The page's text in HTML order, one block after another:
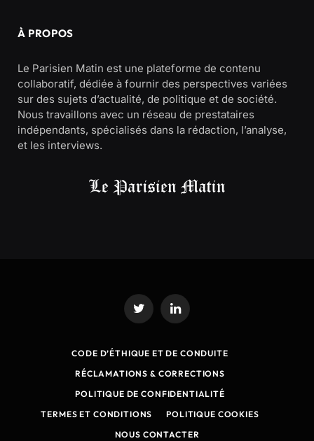
À PROPOS
Le Parisien Matin est une plateforme de contenu
collaboratif, dédiée à fournir des perspectives variées
sur des sujets d’actualité, de politique et de société.
Nous travaillons avec un réseau de prestataires
indépendants, spécialisés dans la rédaction, l’analyse,
et les interviews.
Twitter LinkedIn
CODE D’ÉTHIQUE ET DE CONDUITE
RÉCLAMATIONS & CORRECTIONS
POLITIQUE DE CONFIDENTIALITÉ
TERMES ET CONDITIONS
POLITIQUE COOKIES
NOUS CONTACTER